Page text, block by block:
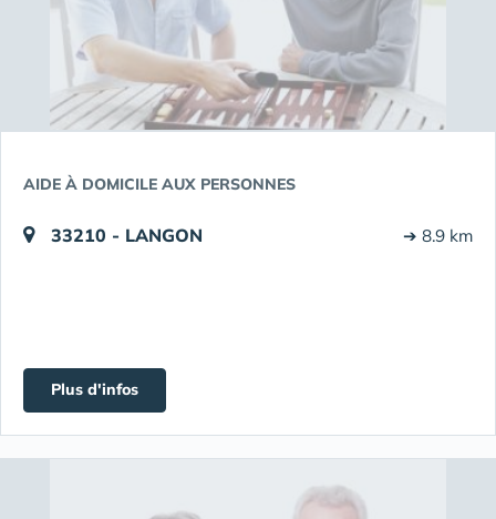
AIDE À DOMICILE AUX PERSONNES
33210 - LANGON ➔ 8.9 km
Plus d'infos